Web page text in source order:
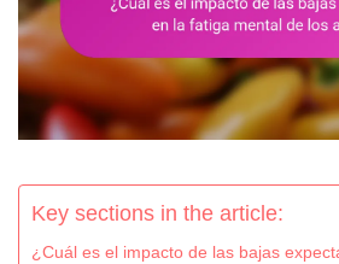
Key sections in the article:
¿Cuál es el impacto de las bajas